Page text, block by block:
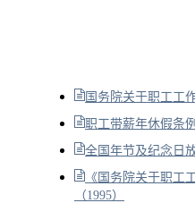
国务院关于职工工
职工带薪年休假条例
全国年节及纪念日
《国务院关于职工
（1995）